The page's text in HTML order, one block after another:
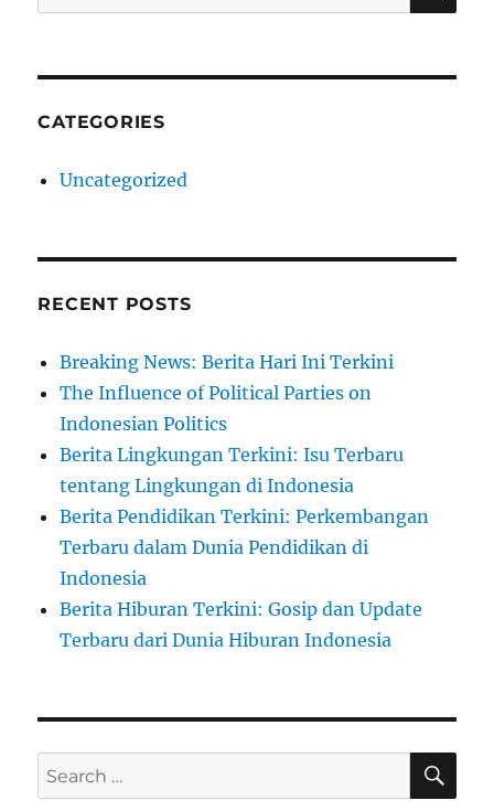
for:
CATEGORIES
Uncategorized
RECENT POSTS
Breaking News: Berita Hari Ini Terkini
The Influence of Political Parties on
Indonesian Politics
Berita Lingkungan Terkini: Isu Terbaru
tentang Lingkungan di Indonesia
Berita Pendidikan Terkini: Perkembangan
Terbaru dalam Dunia Pendidikan di
Indonesia
Berita Hiburan Terkini: Gosip dan Update
Terbaru dari Dunia Hiburan Indonesia
Search
for: